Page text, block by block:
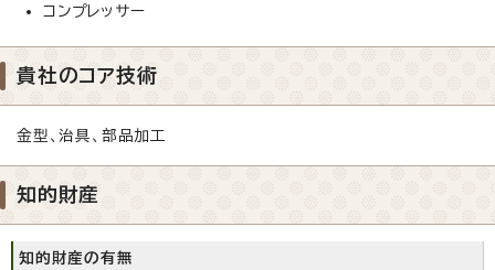
コンプレッサー
貴社のコア技術
金型、治具、部品加工
知的財産
知的財産の有無